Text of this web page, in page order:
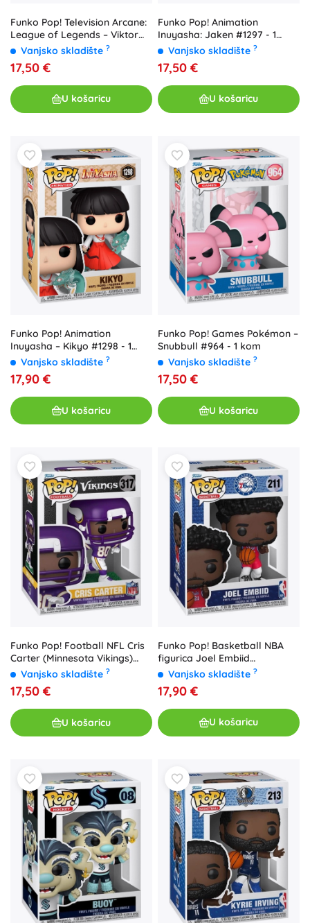
Funko Pop! Television Arcane:
League of Legends – Viktor
#1487 - 1 kom
Vanjsko skladište ?
17,50 €
U košaricu
Funko Pop! Animation
Inuyasha: Jaken #1297 - 1
komad
Vanjsko skladište ?
17,50 €
U košaricu
Funko Pop! Animation
Inuyasha – Kikyo #1298 - 1
komad
Vanjsko skladište ?
17,90 €
U košaricu
Funko Pop! Games Pokémon –
Snubbull #964 - 1 kom
Vanjsko skladište ?
17,50 €
U košaricu
Funko Pop! Football NFL Cris
Carter (Minnesota Vikings)
#317 - 1 kom
Vanjsko skladište ?
17,50 €
U košaricu
Funko Pop! Basketball NBA
figurica Joel Embiid
(Philadelphia 76ers) - 1 komad
Vanjsko skladište ?
17,90 €
U košaricu